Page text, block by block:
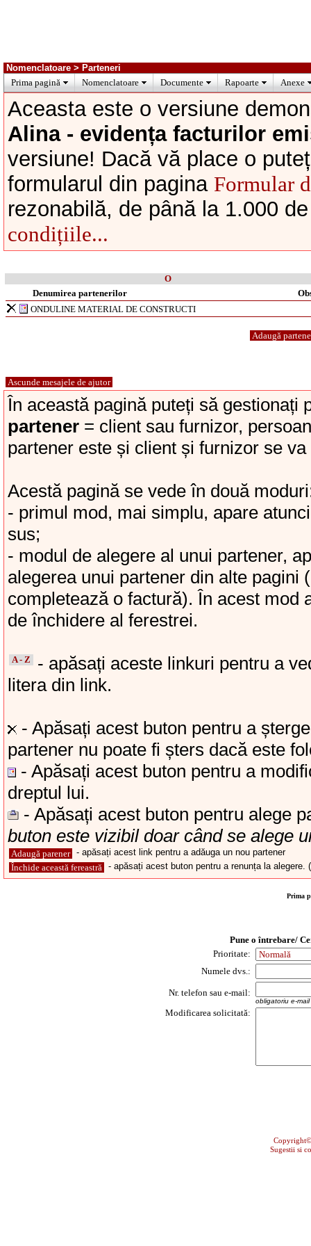
Nomenclatoare > Parteneri
Prima pagină
Nomenclatoare Documente Rapoarte Anexe
Aceasta este o versiune
Alina - evidența facturilor
versiune! Dacă vă place o
formularul din pagina Formular
rezonabilă, de până la 1.000
condițiile...
O
Denumirea partenerilor
ONDULINE MATERIAL DE CONSTRUCTI
Adaugă
Ascunde mesajele de ajutor
În această pagină puteți să gestionați
partener = client sau furnizor,
partener este și client și furnizor se
Acestă pagină se vede în două
- primul mod, mai simplu, apare
sus;
- modul de alegere al unui partener,
alegerea unui partener din alte pagini
completează o factură). În acest mod
de închidere al ferestrei.
A - Z
- apăsați aceste linkuri pentru a
litera din link.
- Apăsați acest buton pentru a
partener nu poate fi șters dacă este
- Apăsați acest buton pentru a
dreptul lui.
- Apăsați acest buton pentru alege
buton este vizibil doar când se alege
Adaugă parener - apăsați acest link pentru a adăuga un nou partener
Închide această fereastră - apăsați acest buton pentru a renunța la alegere. (
Prima
Pune o întrebare/
Prioritate:
Numele dvs.:
Nr. telefon sau e-mail:
obligatoriu e-
Modificarea solicitată:
Sugestii si